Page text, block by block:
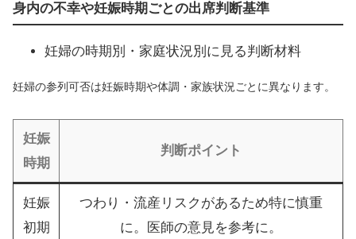
身内の不幸や妊娠時期ごとの出席判断基準
妊婦の時期別・家庭状況別に見る判断材料
妊婦の参列可否は妊娠時期や体調・家族状況ごとに異なります。
妊娠
時期
判断ポイント
妊娠
初期
つわり・流産リスクがあるため特に慎重
に。医師の意見を参考に。